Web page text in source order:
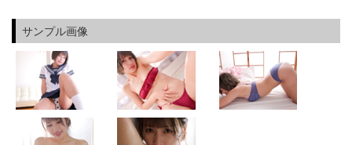
サンプル画像